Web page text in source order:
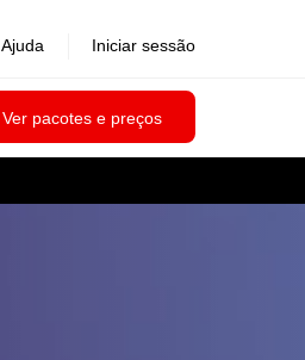
Ver pacotes e preços
Ajuda Iniciar sessão